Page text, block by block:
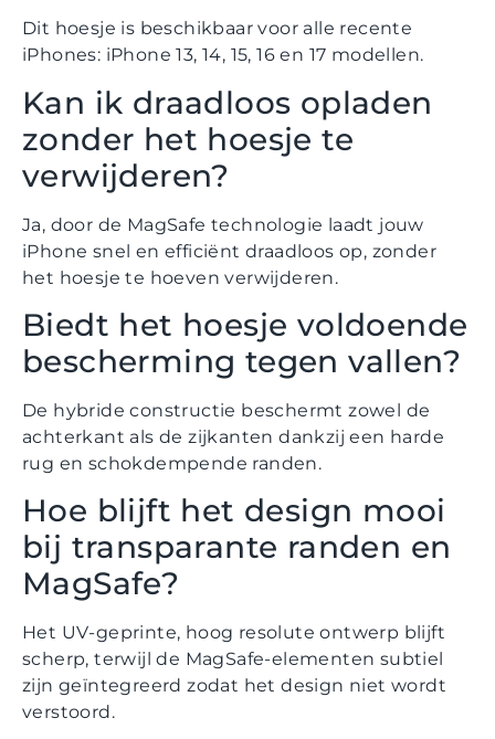
Dit hoesje is beschikbaar voor alle recente
iPhones: iPhone 13, 14, 15, 16 en 17 modellen.
Kan ik draadloos opladen
zonder het hoesje te
verwijderen?
Ja, door de MagSafe technologie laadt jouw
iPhone snel en efficiënt draadloos op, zonder
het hoesje te hoeven verwijderen.
Biedt het hoesje voldoende
bescherming tegen vallen?
De hybride constructie beschermt zowel de
achterkant als de zijkanten dankzij een harde
rug en schokdempende randen.
Hoe blijft het design mooi
bij transparante randen en
MagSafe?
Het UV-geprinte, hoog resolute ontwerp blijft
scherp, terwijl de MagSafe-elementen subtiel
zijn geïntegreerd zodat het design niet wordt
verstoord.